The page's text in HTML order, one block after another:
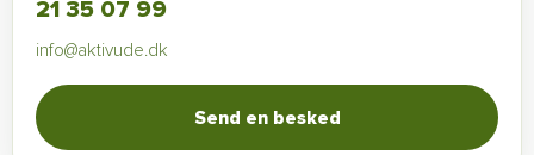
21 35 07 99
info@aktivude.dk
Send en besked